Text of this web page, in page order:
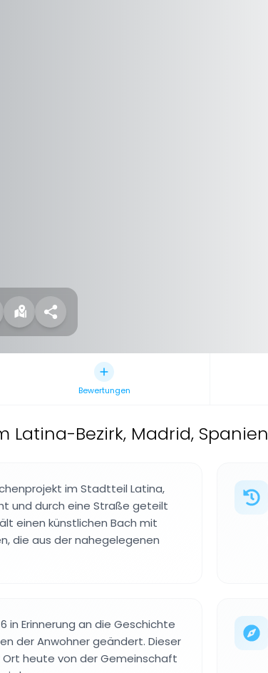
Bewertungen
Latina-Bezirk, Madrid, Spanien
im Stadtteil Latina,
und durch eine Straße geteilt
einen künstlichen Bach mit
die aus der nahegelegenen
in Erinnerung an die Geschichte
der Anwohner geändert. Dieser
heute von der Gemeinschaft